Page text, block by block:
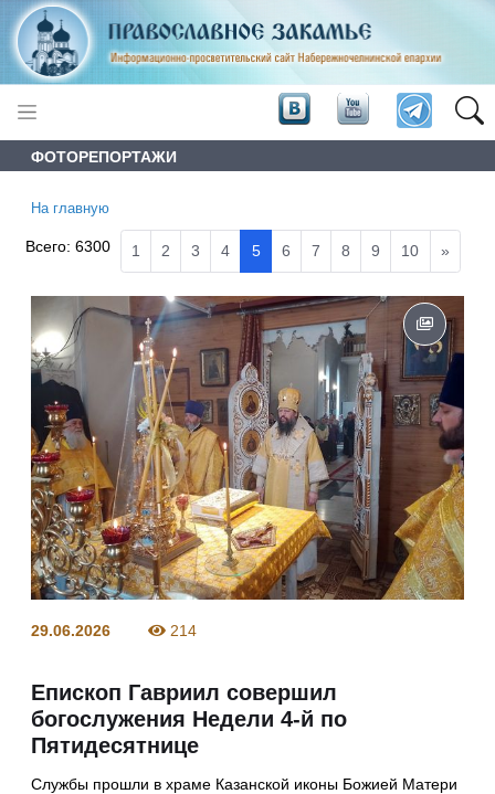
ФОТОРЕПОРТАЖИ
На главную
Всего:6300 1 2 3 4 5 6 7 8 9 10 »
29.06.2026 214
Епископ Гавриил совершил
богослужения Недели 4-й по
Пятидесятнице
Службы прошли в храме Казанской иконы Божией Матери